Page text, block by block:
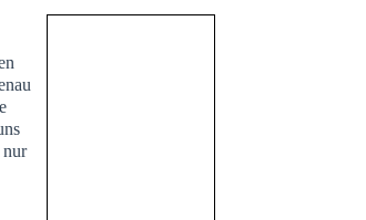
nur